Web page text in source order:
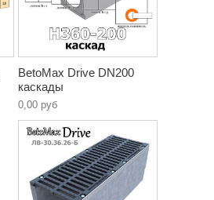
BetoMax Drive DN200
каскады
0,00 руб